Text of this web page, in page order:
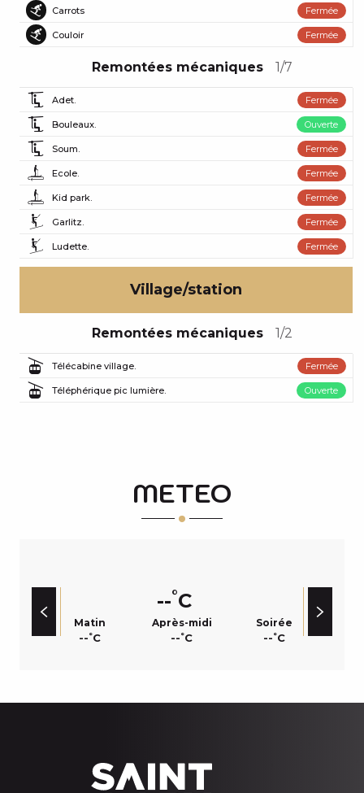
Piste noireCarrots Fermée
Piste noire
Couloir Fermée
Remontées mécaniques 1/7
Adet. Fermée
Bouleaux. Ouverte
Soum. Fermée
Ecole. Fermée
Kid park. Fermée
Garlitz. Fermée
Ludette. Fermée
Village/station
Remontées mécaniques 1/2
Télécabine village. Fermée
Téléphérique pic lumière. Ouverte
METEO
--°C
Matin
--°C
Après-midi
--°C
Soirée
--°C